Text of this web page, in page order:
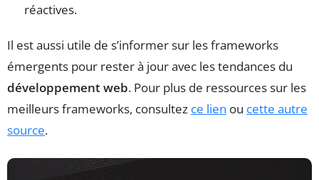
réactives.
Il est aussi utile de s’informer sur les frameworks
émergents pour rester à jour avec les tendances du
développement web. Pour plus de ressources sur les
meilleurs frameworks, consultez ce lien ou cette autre
source.